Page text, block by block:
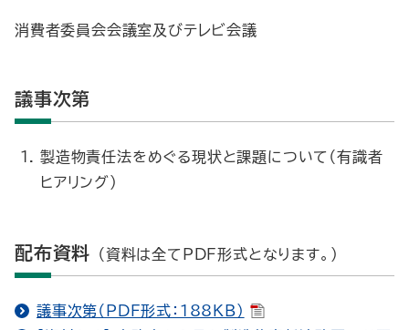
消費者委員会会議室及びテレビ会議
議事次第
製造物責任法をめぐる現状と課題について（有識者
ヒアリング）
配布資料 （資料は全てPDF形式となります。）
議事次第（PDF形式：188KB）